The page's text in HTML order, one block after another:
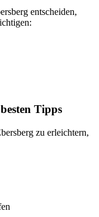
entscheiden,
Tipps
zu erleichtern,